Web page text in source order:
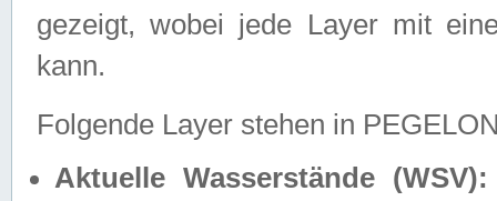
gezeigt, wobei jede Layer mit
kann.
Folgende Layer stehen in
Aktuelle Wasserstände (WSV):